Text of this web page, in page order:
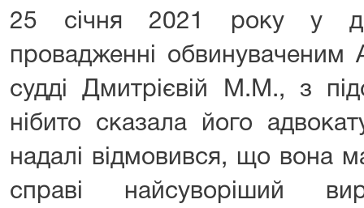
25 січня 2021 року у
провадженні обвинуваченим
судді Дмитрієвій М.М., з
нібито сказала його
надалі відмовився, що вона
справі найсуворіший